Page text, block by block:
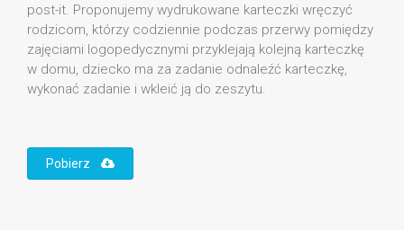
post-it. Proponujemy wydrukowane karteczki wręczyć
rodzicom, którzy codziennie podczas przerwy pomiędzy
zajęciami logopedycznymi przyklejają kolejną karteczkę
w domu, dziecko ma za zadanie odnaleźć karteczkę,
wykonać zadanie i wkleić ją do zeszytu.
Pobierz